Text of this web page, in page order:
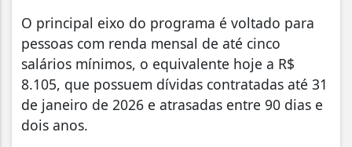
O principal eixo do programa é voltado para
pessoas com renda mensal de até cinco
salários mínimos, o equivalente hoje a R$
8.105, que possuem dívidas contratadas até 31
de janeiro de 2026 e atrasadas entre 90 dias e
dois anos.